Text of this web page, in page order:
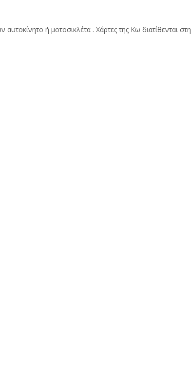
ή μοτοσικλέτα . Χάρτες της Κω διατίθενται στη